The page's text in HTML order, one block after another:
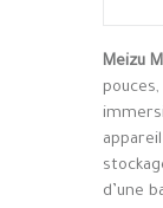
Meizu
d’une